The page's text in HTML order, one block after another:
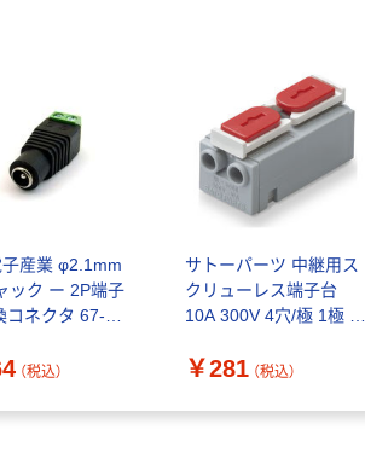
産業 φ2.1mm
ック ー 2P端子
コネクタ 67-
（税込）
サトーパーツ 中継用ス
クリューレス端子台
10A 300V 4穴/極 1極 赤
送品）
￥281 （税込）